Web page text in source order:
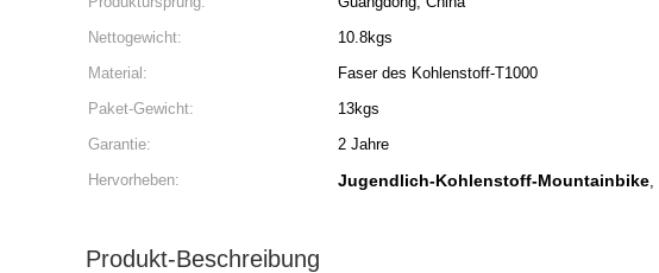
Nettogewicht:
10.8kgs
Material:
Faser des Kohlenstoff-T1000
Paket-Gewicht:
13kgs
Garantie:
2 Jahre
Hervorheben:
Jugendlich-Kohlenstoff-Mountainbike,
Produkt-Beschreibung